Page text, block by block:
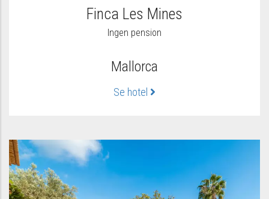
Finca Les Mines
Ingen pension
Mallorca
Se hotel